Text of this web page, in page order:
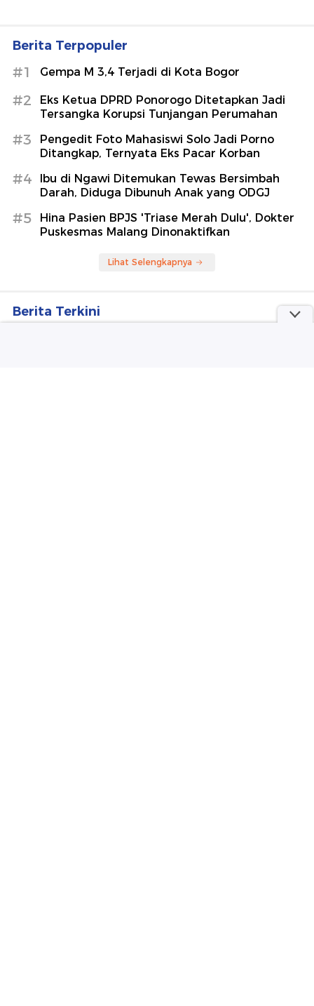
Berita Terpopuler
#1 Gempa M 3,4 Terjadi di Kota Bogor
#2
Eks Ketua DPRD Ponorogo Ditetapkan Jadi
Tersangka Korupsi Tunjangan Perumahan
#3
Pengedit Foto Mahasiswi Solo Jadi Porno
Ditangkap, Ternyata Eks Pacar Korban
#4
Ibu di Ngawi Ditemukan Tewas Bersimbah
Darah, Diduga Dibunuh Anak yang ODGJ
#5
Hina Pasien BPJS 'Triase Merah Dulu', Dokter
Puskesmas Malang Dinonaktifkan
Lihat Selengkapnya
Berita Terkini